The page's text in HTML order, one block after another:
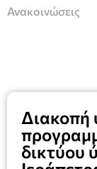
Ανακοινώσεις
Διακοπή
δικτύου